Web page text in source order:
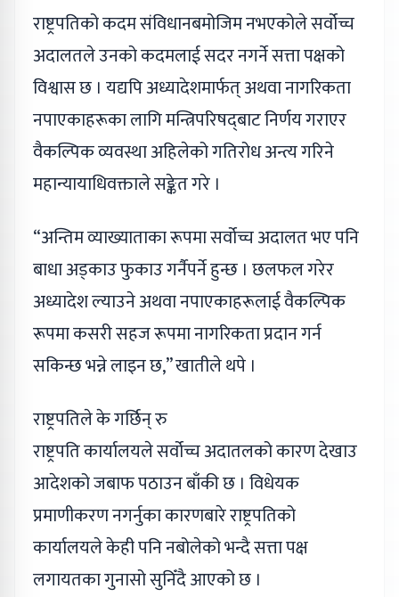
राष्ट्रपतिको कदम संविधानबमोजिम नभएकोले सर्वोच्च
अदालतले उनको कदमलाई सदर नगर्ने सत्ता पक्षको
विश्वास छ । यद्यपि अध्यादेशमार्फत्‌ अथवा नागरिकता
नपाएकाहरूका लागि मन्त्रिपरिषद्‌बाट निर्णय गराएर
वैकल्पिक व्यवस्था अहिलेको गतिरोध अन्त्य गरिने
महान्यायाधिवक्ताले सङ्केत गरे ।
“अन्तिम व्याख्याताका रूपमा सर्वोच्च अदालत भए पनि
बाधा अड्काउ फुकाउ गर्नैपर्ने हुन्छ । छलफल गरेर
अध्यादेश ल्याउने अथवा नपाएकाहरूलाई वैकल्पिक
रूपमा कसरी सहज रूपमा नागरिकता प्रदान गर्न
सकिन्छ भन्ने लाइन छ,” खातीले थपे ।
राष्ट्रपतिले के गर्छिन् रु
राष्ट्रपति कार्यालयले सर्वोच्च अदातलको कारण देखाउ
आदेशको जबाफ पठाउन बाँकी छ । विधेयक
प्रमाणीकरण नगर्नुका कारणबारे राष्ट्रपतिको
कार्यालयले केही पनि नबोलेको भन्दै सत्ता पक्ष
लगायतका गुनासो सुनिँदै आएको छ ।